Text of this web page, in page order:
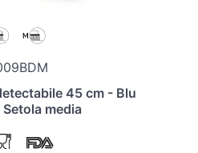
45 cm - Blu
media